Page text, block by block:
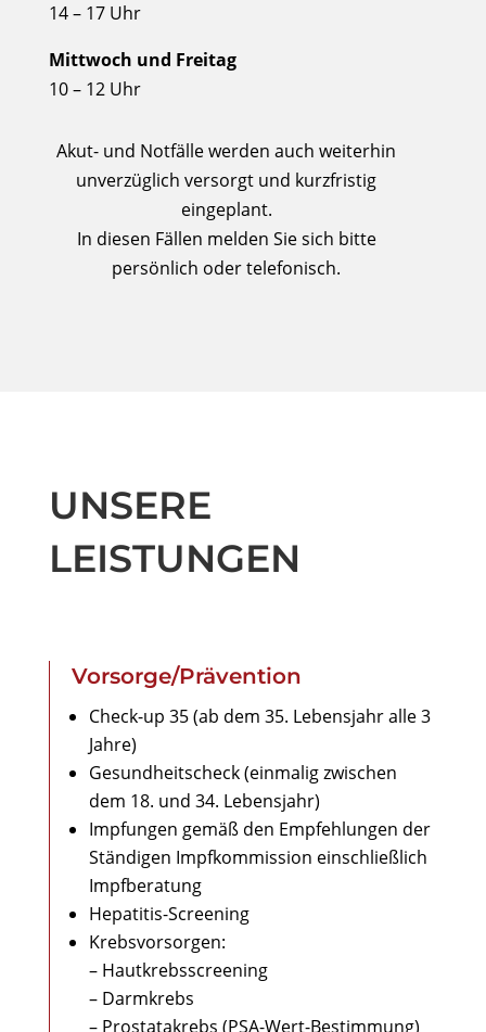
14 – 17 Uhr
Mittwoch und Freitag
10 – 12 Uhr
Akut- und Notfälle werden auch weiterhin
unverzüglich versorgt und kurzfristig
eingeplant.
In diesen Fällen melden Sie sich bitte
persönlich oder telefonisch.
UNSERE
LEISTUNGEN
Vorsorge/Prävention
Check-up 35 (ab dem 35. Lebensjahr alle 3
Jahre)
Gesundheitscheck (einmalig zwischen
dem 18. und 34. Lebensjahr)
Impfungen gemäß den Empfehlungen der
Ständigen Impfkommission einschließlich
Impfberatung
Hepatitis-Screening
Krebsvorsorgen:
– Hautkrebsscreening
– Darmkrebs
– Prostatakrebs (PSA-Wert-Bestimmung)